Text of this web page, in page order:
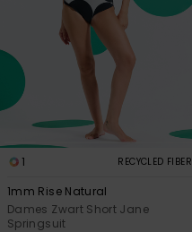
1 RECYCLED FIBER
1mm Rise Natural
Dames Zwart Short Jane
Springsuit